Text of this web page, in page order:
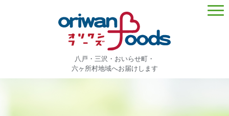
八戸・三沢・おいらせ町・
六ヶ所村地域へお届けします